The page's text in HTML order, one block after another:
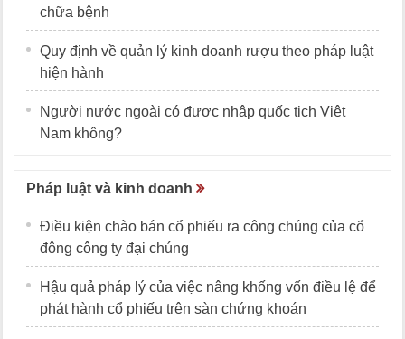
chữa bệnh
Quy định về quản lý kinh doanh rượu theo pháp luật
hiện hành
Người nước ngoài có được nhập quốc tịch Việt
Nam không?
Pháp luật và kinh doanh
Điều kiện chào bán cổ phiếu ra công chúng của cổ
đông công ty đại chúng
Hậu quả pháp lý của việc nâng khống vốn điều lệ để
phát hành cổ phiếu trên sàn chứng khoán